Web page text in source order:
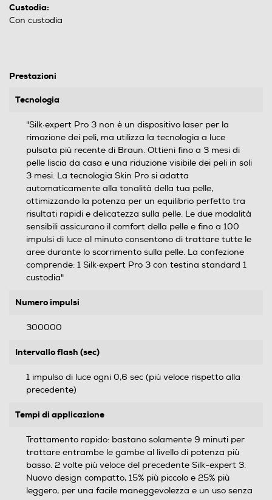
Custodia:
Con custodia
Prestazioni
Tecnologia
"Silk·expert Pro 3 non è un dispositivo laser per la
rimozione dei peli, ma utilizza la tecnologia a luce
pulsata più recente di Braun. Ottieni fino a 3 mesi di
pelle liscia da casa e una riduzione visibile dei peli in soli
3 mesi. La tecnologia Skin Pro si adatta
automaticamente alla tonalità della tua pelle,
ottimizzando la potenza per un equilibrio perfetto tra
risultati rapidi e delicatezza sulla pelle. Le due modalità
sensibili assicurano il comfort della pelle e fino a 100
impulsi di luce al minuto consentono di trattare tutte le
aree durante lo scorrimento sulla pelle. La confezione
comprende: 1 Silk·expert Pro 3 con testina standard 1
custodia"
Numero impulsi
300000
Intervallo flash (sec)
1 impulso di luce ogni 0,6 sec (più veloce rispetto alla
precedente)
Tempi di applicazione
Trattamento rapido: bastano solamente 9 minuti per
trattare entrambe le gambe al livello di potenza più
basso. 2 volte più veloce del precedente Silk-expert 3.
Nuovo design compatto, 15% più piccolo e 25% più
leggero, per una facile maneggevolezza e un uso senza